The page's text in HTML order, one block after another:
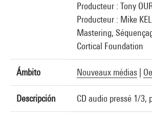
Producteur : Tony
Producteur : Mike
Mastering,
Cortical Foundation
Ámbito Nouveaux médias
Descripción CD audio pressé 1/3,